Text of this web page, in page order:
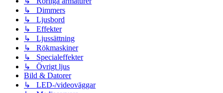
↳ Dimmers
↳ Ljusbord
↳ Effekter
↳ Ljussättning
↳ Rökmaskiner
↳ Specialeffekter
↳ Övrigt ljus
Bild & Datorer
↳ LED-/videoväggar